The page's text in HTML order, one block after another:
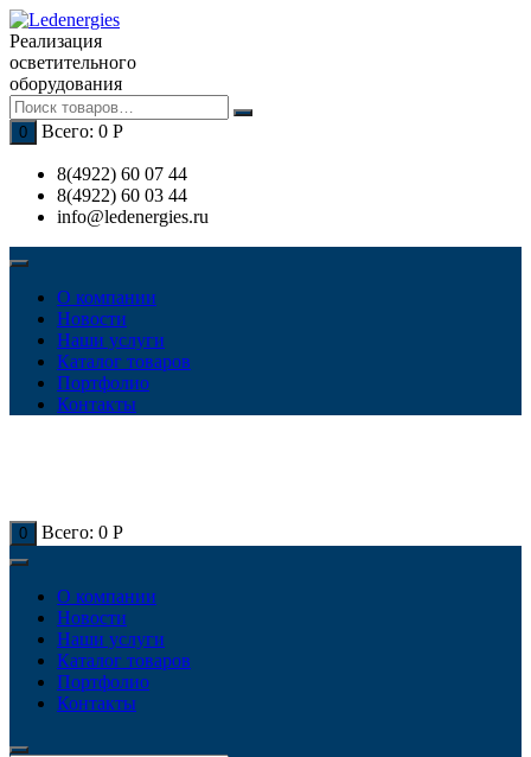
Перейти
к
содержимому
Реализация
осветительного
оборудования
0 Всего: 0 Р
8(4922) 60 07 44
8(4922) 60 03 44
info@ledenergies.ru
О компании
Новости
Наши услуги
Каталог товаров
Портфолио
Контакты
0 Всего: 0 Р
О компании
Новости
Наши услуги
Каталог товаров
Портфолио
Контакты